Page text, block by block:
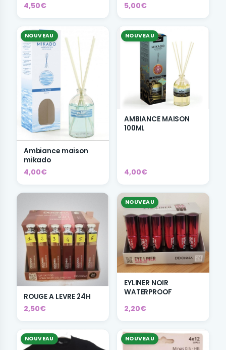
4,50€ 5,00€
NOUVEAU
Ambiance maison
mikado
4,00€
NOUVEAU
AMBIANCE MAISON
100ML
4,00€
ROUGE A LEVRE 24H
2,50€
NOUVEAU
EYLINER NOIR
WATERPROOF
2,20€
NOUVEAU NOUVEAU